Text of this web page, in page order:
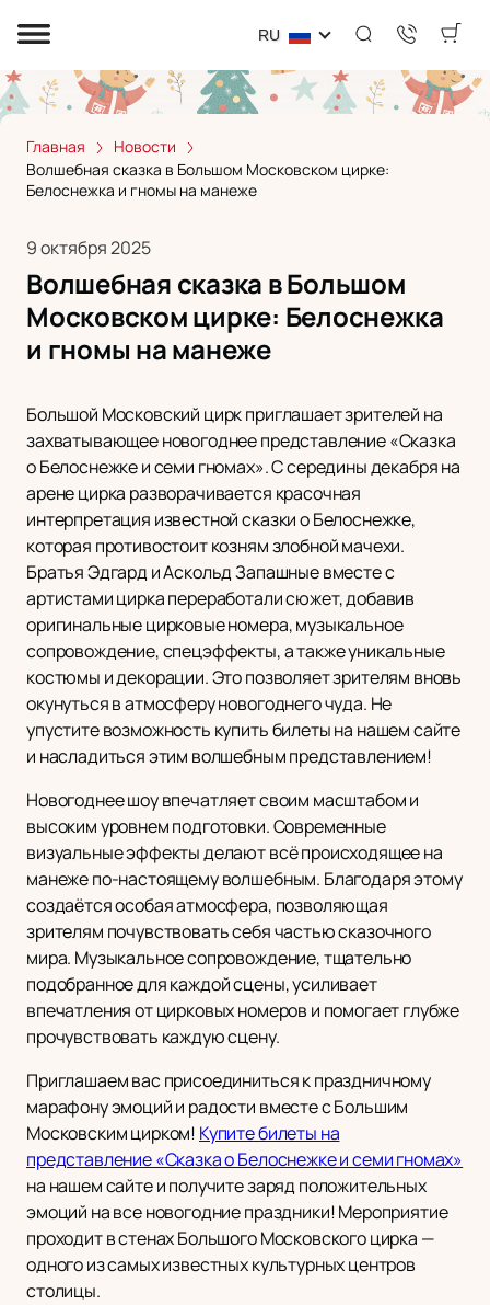
RU
Главная
Новости
Волшебная сказка в Большом Московском цирке:
Белоснежка и гномы на манеже
9 октября 2025
Волшебная сказка в Большом
Московском цирке: Белоснежка
и гномы на манеже
Большой Московский цирк приглашает зрителей на
захватывающее новогоднее представление «Сказка
о Белоснежке и семи гномах». С середины декабря на
арене цирка разворачивается красочная
интерпретация известной сказки о Белоснежке,
которая противостоит козням злобной мачехи.
Братья Эдгард и Аскольд Запашные вместе с
артистами цирка переработали сюжет, добавив
оригинальные цирковые номера, музыкальное
сопровождение, спецэффекты, а также уникальные
костюмы и декорации. Это позволяет зрителям вновь
окунуться в атмосферу новогоднего чуда. Не
упустите возможность купить билеты на нашем сайте
и насладиться этим волшебным представлением!
Новогоднее шоу впечатляет своим масштабом и
высоким уровнем подготовки. Современные
визуальные эффекты делают всё происходящее на
манеже по-настоящему волшебным. Благодаря этому
создаётся особая атмосфера, позволяющая
зрителям почувствовать себя частью сказочного
мира. Музыкальное сопровождение, тщательно
подобранное для каждой сцены, усиливает
впечатления от цирковых номеров и помогает глубже
прочувствовать каждую сцену.
Приглашаем вас присоединиться к праздничному
марафону эмоций и радости вместе с Большим
Московским цирком! Купите билеты на
представление «Сказка о Белоснежке и семи гномах»
на нашем сайте и получите заряд положительных
эмоций на все новогодние праздники! Мероприятие
проходит в стенах Большого Московского цирка —
одного из самых известных культурных центров
столицы.